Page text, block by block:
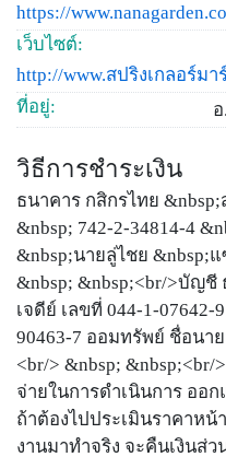
https://
เว็บไซต์:
http://www.สปริงเกลอร์มา
ที่อยู่:
วิธีการชำระเงิน
ธนาคาร กสิกรไทย
&nbsp; 742-2-34814-4
&nbsp;นายลู่ไชย &nbsp;
&nbsp; &nbsp;<br/>บัญชี
เจดีย์ เลขที่ 044-1-07642-
90463-7 ออมทรัพย์ ชื่อนา
<br/> &nbsp;
จ่ายในการดำเนินการ ออ
ถ้าต้องไปประเมินราคาหน้
งานมาทำจริง จะคืนเงินส่